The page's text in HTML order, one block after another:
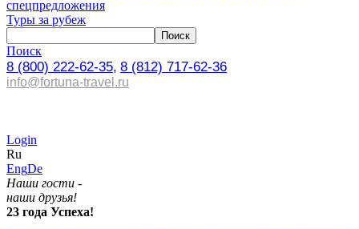
спецпредложения
Туры за рубеж
Поиск
8 (800) 222-62-35, 8 (812) 717-62-36
info@fortuna-travel.ru
Login
Ru
EngDe
Наши гости -
наши друзья!
23 года Успеха!